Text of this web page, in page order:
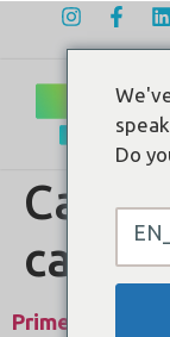
Primeiro
Do